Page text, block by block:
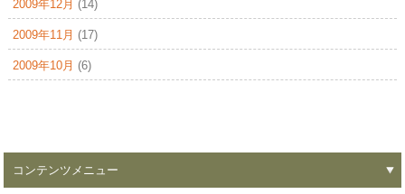
2009年12月 (14)
2009年11月 (17)
2009年10月 (6)
コンテンツメニュー